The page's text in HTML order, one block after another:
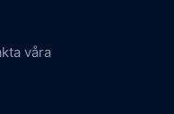
våra